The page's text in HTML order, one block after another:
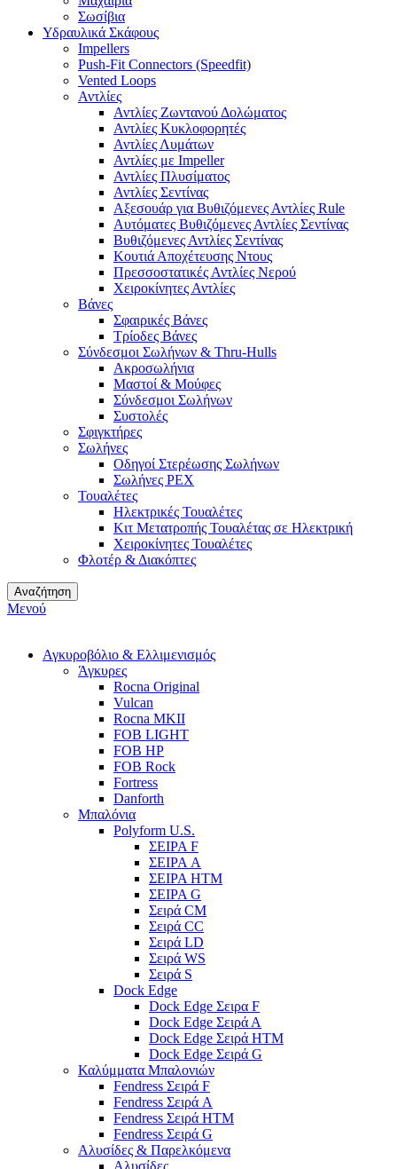
Σωσίβια
Υδραυλικά Σκάφους
Impellers
Push-Fit Connectors (Speedfit)
Vented Loops
Αντλίες
Αντλίες Ζωντανού Δολώματος
Αντλίες Κυκλοφορητές
Αντλίες Λυμάτων
Αντλίες με Impeller
Αντλίες Πλυσίματος
Αντλίες Σεντίνας
Αξεσουάρ για Βυθιζόμενες Αντλίες Rule
Αυτόματες Βυθιζόμενες Αντλίες Σεντίνας
Βυθιζόμενες Αντλίες Σεντίνας
Κουτιά Αποχέτευσης Ντους
Πρεσσοστατικές Αντλίες Νερού
Χειροκίνητες Αντλίες
Βάνες
Σφαιρικές Βάνες
Τρίοδες Βάνες
Σύνδεσμοι Σωλήνων & Thru-Hulls
Ακροσωλήνια
Μαστοί & Μούφες
Σύνδεσμοι Σωλήνων
Συστολές
Σφιγκτήρες
Σωλήνες
Οδηγοί Στερέωσης Σωλήνων
Σωλήνες PEX
Τουαλέτες
Ηλεκτρικές Τουαλέτες
Κιτ Μετατροπής Τουαλέτας σε Ηλεκτρική
Χειροκίνητες Τουαλέτες
Φλοτέρ & Διακόπτες
Αναζήτηση
Μενού
Αγκυροβόλιο & Ελλιμενισμός
Άγκυρες
Rocna Original
Vulcan
Rocna MKII
FOB LIGHT
FOB HP
FOB Rock
Fortress
Danforth
Μπαλόνια
Polyform U.S.
ΣΕΙΡΑ F
ΣΕΙΡΑ A
ΣΕΙΡΑ HTM
ΣΕΙΡΑ G
Σειρά CM
Σειρά CC
Σειρά LD
Σειρά WS
Σειρά S
Dock Edge
Dock Edge Σειρα F
Dock Edge Σειρά Α
Dock Edge Σειρά HTM
Dock Edge Σειρά G
Καλύμματα Μπαλονιών
Fendress Σειρά F
Fendress Σειρά A
Fendress Σειρά HTM
Fendress Σειρά G
Αλυσίδες & Παρελκόμενα
Αλυσίδες